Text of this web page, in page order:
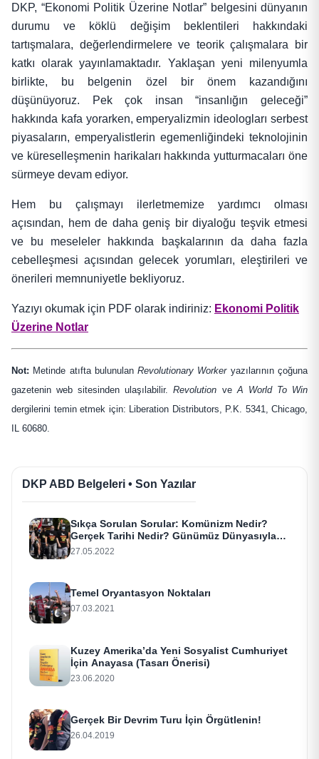
DKP, “Ekonomi Politik Üzerine Notlar” belgesini dünyanın
durumu ve köklü değişim beklentileri hakkındaki
tartışmalara, değerlendirmelere ve teorik çalışmalara bir
katkı olarak yayınlamaktadır. Yaklaşan yeni milenyumla
birlikte, bu belgenin özel bir önem kazandığını
düşünüyoruz. Pek çok insan “insanlığın geleceği”
hakkında kafa yorarken, emperyalizmin ideologları serbest
piyasaların, emperyalistlerin egemenliğindeki teknolojinin
ve küreselleşmenin harikaları hakkında yutturmacaları öne
sürmeye devam ediyor.
Hem bu çalışmayı ilerletmemize yardımcı olması
açısından, hem de daha geniş bir diyaloğu teşvik etmesi
ve bu meseleler hakkında başkalarının da daha fazla
cebelleşmesi açısından gelecek yorumları, eleştirileri ve
önerileri memnuniyetle bekliyoruz.
Yazıyı okumak için PDF olarak indiriniz: Ekonomi Politik
Üzerine Notlar
Not: Metinde atıfta bulunulanRevolutionary Workeryazılarının çoğuna
gazetenin web sitesinden ulaşılabilir.Revolution ve A World To Win
dergilerini temin etmek için: Liberation Distributors, P.K. 5341, Chicago,
IL 60680.
DKP ABD Belgeleri • Son Yazılar
Sıkça Sorulan Sorular: Komünizm Nedir?
Gerçek Tarihi Nedir? Günümüz Dünyasıyla
Ne İlgisi Var?
27.05.2022
Temel Oryantasyon Noktaları
07.03.2021
Kuzey Amerika’da Yeni Sosyalist Cumhuriyet
İçin Anayasa (Tasarı Önerisi)
23.06.2020
Gerçek Bir Devrim Turu İçin Örgütlenin!
26.04.2019